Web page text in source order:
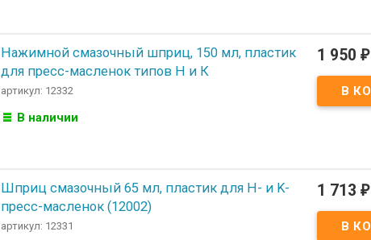
Нажимной смазочный шприц, 150 мл, пластик
для пресс-масленок типов Н и К
артикул: 12332
В наличии
1 950₽
Шприц смазочный 65 мл, пластик для H- и K-
пресс-масленок (12002)
артикул: 12331
1 713₽